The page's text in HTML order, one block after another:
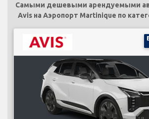
Самыми дешевыми арендуемыми
Avis на Аэропорт Martinique по